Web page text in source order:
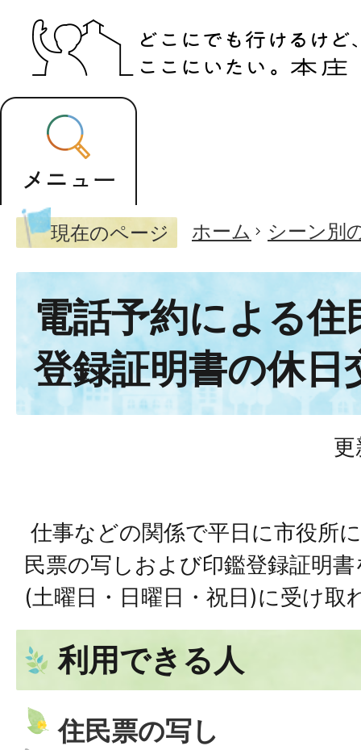
現在のページ ホーム シーン別
電話予約による住
登録証明書の休日
仕事などの関係で平日に市役所
民票の写しおよび印鑑登録証明
(土曜日・日曜日・祝日)に受け取
利用できる人
住民票の写し